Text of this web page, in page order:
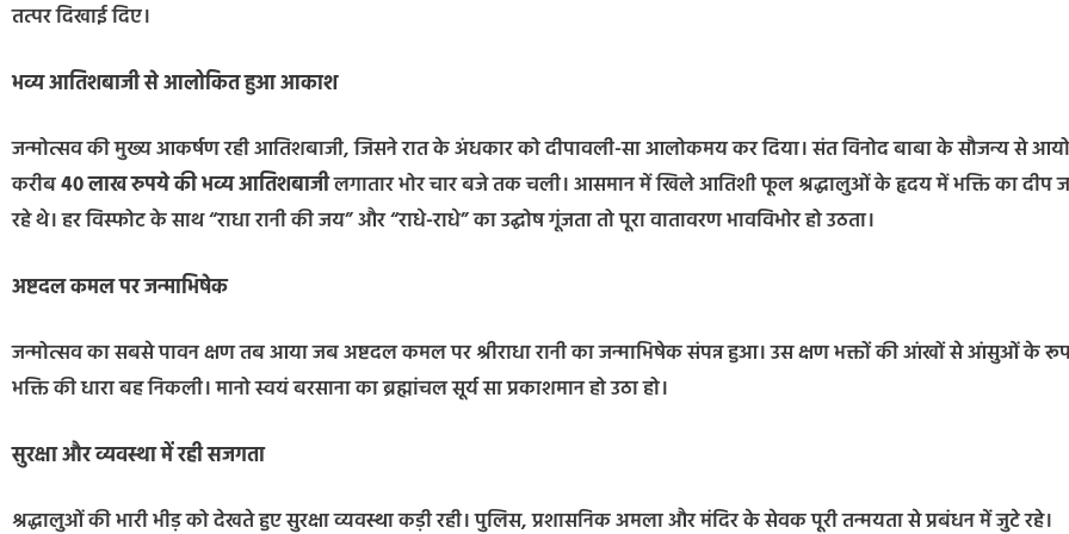
तत्पर दिखाई दिए।
भव्य आतिशबाजी से आलोकित हुआ आकाश
जन्मोत्सव की मुख्य आकर्षण रही आतिशबाजी, जिसने रात के अंधकार को दीपावली-सा आलोकमय कर दिया। संत विनोद बाबा के सौजन्य से
करीब40 लाख रुपये की भव्य आतिशबाजीलगातार भोर चार बजे तक चली। आसमान में खिले आतिशी फूल श्रद्धालुओं के हृदय में भक्ति का दीप
रहे थे। हर विस्फोट के साथ “राधा रानी की जय” और “राधे-राधे” का उद्घोष गूंजता तो पूरा वातावरण भावविभोर हो उठता।
अष्टदल कमल पर जन्माभिषेक
जन्मोत्सव का सबसे पावन क्षण तब आया जब अष्टदल कमल पर श्रीराधा रानी का जन्माभिषेक संपन्न हुआ। उस क्षण भक्तों की आंखों से आंसुओं के
भक्ति की धारा बह निकली। मानो स्वयं बरसाना का ब्रह्मांचल सूर्य सा प्रकाशमान हो उठा हो।
सुरक्षा और व्यवस्था में रही सजगता
श्रद्धालुओं की भारी भीड़ को देखते हुए सुरक्षा व्यवस्था कड़ी रही। पुलिस, प्रशासनिक अमला और मंदिर के सेवक पूरी तन्मयता से प्रबंधन में जुटे रहे।